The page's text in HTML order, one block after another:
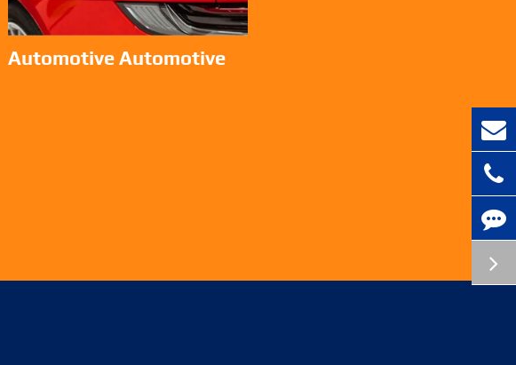
Automotive Automotive